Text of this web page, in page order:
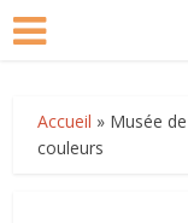
Accueil » Musée
couleurs